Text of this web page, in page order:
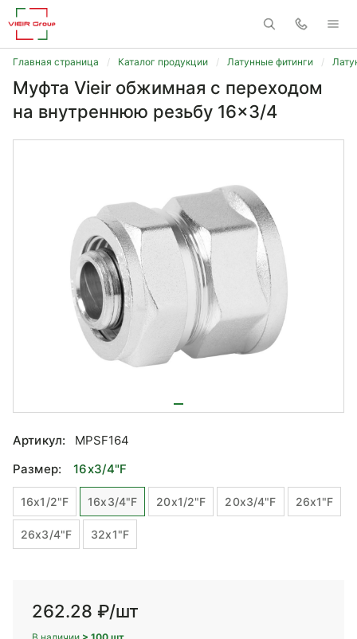
Главная страница Каталог продукции Латунные фитинги
Муфта Vieir обжимная с переходом
на внутреннюю резьбу 16x3/4
Артикул:
MPSF164
Размер:
16x3/4"F
16x1/2"F 16x3/4"F 20x1/2"F 20x3/4"F 26x1"F
26x3/4"F 32x1"F
262.28 ₽/шт